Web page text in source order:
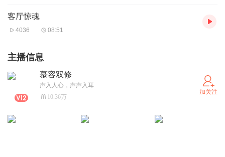
客厅惊魂
4036 08:51
主播信息
慕容双修
声入人心，声声入耳
10.36万
加关注